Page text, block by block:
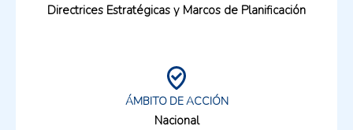
Directrices Estratégicas y Marcos de Planificación
ÁMBITO DE ACCIÓN
Nacional